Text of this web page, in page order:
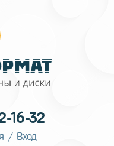
16-32
/ Вход